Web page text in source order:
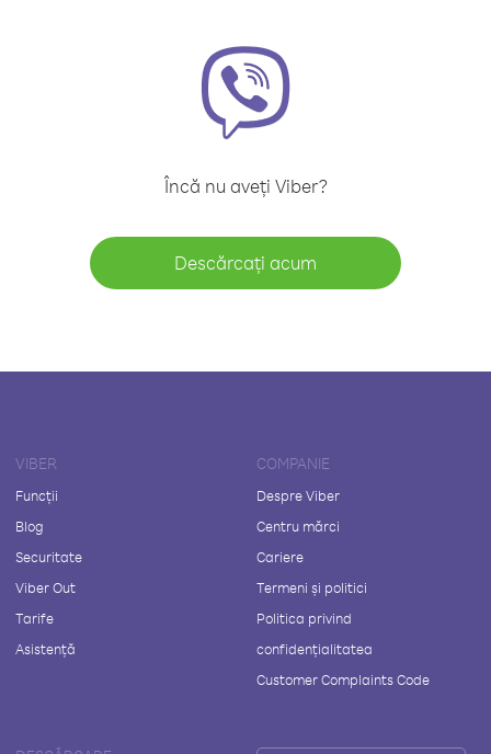
Încă nu aveți Viber?
Descărcați acum
VIBER
Funcții
Blog
Securitate
Viber Out
Tarife
Asistență
COMPANIE
Despre Viber
Centru mărci
Cariere
Termeni și politici
Politica privind
confidențialitatea
Customer Complaints Code